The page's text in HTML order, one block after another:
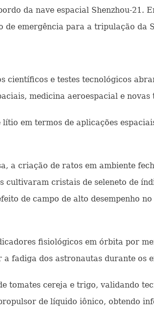
da nave espacial Shenzhou-21.
emergência para a tripulação da
científicos e testes tecnológicos
medicina aeroespacial e novas
em termos de aplicações
a criação de ratos em ambiente
cultivaram cristais de seleneto de
de campo de alto desempenho
fisiológicos em órbita por
fadiga dos astronautas durante os
tomates cereja e trigo, validando
de líquido iônico, obtendo